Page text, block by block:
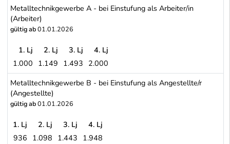
Metalltechnikgewerbe A - bei Einstufung als Arbeiter/in
(Arbeiter)
gültig ab01.01.2026
Metalltechnikgewerbe A - bei Einstufung als Arbeiter/in (Arbeiter)
1. Lj 2. Lj 3. Lj
4. Lj
1.000 1.149 1.493 2.000
Metalltechnikgewerbe B - bei Einstufung als Angestellte/r
(Angestellte)
gültig ab01.01.2026
1. Lj 2. Lj 3. Lj
4. Lj
936 1.098 1.443 1.948